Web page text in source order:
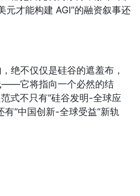
元才能构建 AGI”的融资叙事还
不仅仅是硅谷的遮羞布，
——它将指向一个必然的结
式不只有“硅谷发明-全球应
有“中国创新-全球受益”新轨